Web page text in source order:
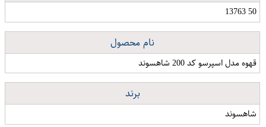
50 13763
نام محصول
قهوه مدل اسپرسو کد 200 شاهسوند
برند
شاهسوند